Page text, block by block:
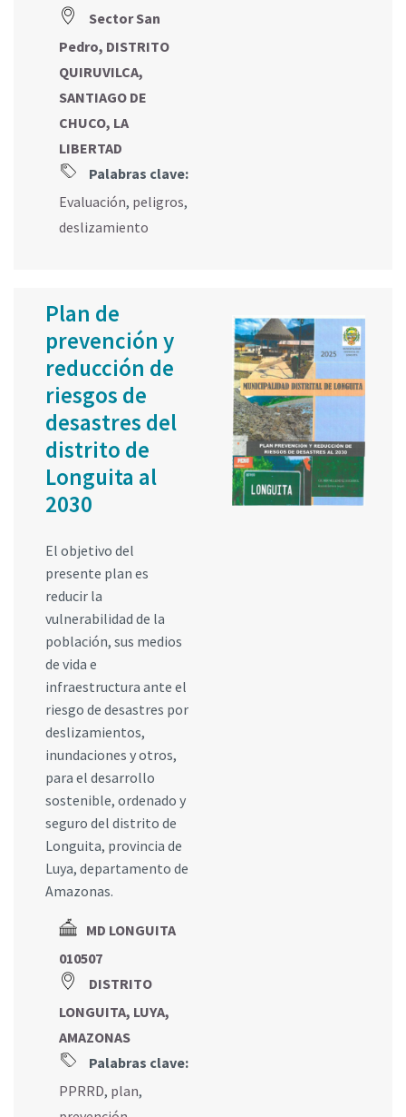
Sector San
Pedro, DISTRITO
QUIRUVILCA,
SANTIAGO DE
CHUCO, LA
LIBERTAD
Palabras clave:
Evaluación, peligros,
deslizamiento
Plan de
prevención y
reducción de
riesgos de
desastres del
distrito de
Longuita al
2030
El objetivo del
presente plan es
reducir la
vulnerabilidad de la
población, sus medios
de vida e
infraestructura ante el
riesgo de desastres por
deslizamientos,
inundaciones y otros,
para el desarrollo
sostenible, ordenado y
seguro del distrito de
Longuita, provincia de
Luya, departamento de
Amazonas.
MD LONGUITA
010507
DISTRITO
LONGUITA, LUYA,
AMAZONAS
Palabras clave:
PPRRD, plan,